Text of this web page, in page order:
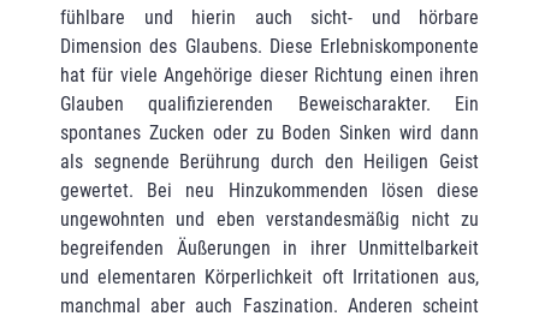
fühlbare und hierin auch sicht- und hörbare
Dimension des Glaubens. Diese Erlebniskomponente
hat für viele Angehörige dieser Richtung einen ihren
Glauben qualifizierenden Beweischarakter. Ein
spontanes Zucken oder zu Boden Sinken wird dann
als segnende Berührung durch den Heiligen Geist
gewertet. Bei neu Hinzukommenden lösen diese
ungewohnten und eben verstandesmäßig nicht zu
begreifenden Äußerungen in ihrer Unmittelbarkeit
und elementaren Körperlichkeit oft Irritationen aus,
manchmal aber auch Faszination. Anderen scheint